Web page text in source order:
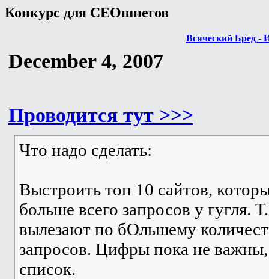
Конкурс для СЕОшнегов
Всяческий Бред -
December 4, 2007
Проводится тут >>>
Что надо сделать:
Выстроить топ 10 сайтов,
больше всего запросов у гугля.
вылезают по бОльшему
запросов. Цифры пока не важны,
список.